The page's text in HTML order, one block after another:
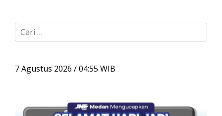
C
a
u
7 Agustus 2026 / 04:55 WIB